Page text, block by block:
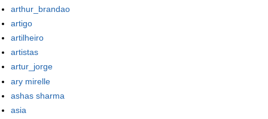
arthur_brandao
artigo
artilheiro
artistas
artur_jorge
ary mirelle
ashas sharma
asia